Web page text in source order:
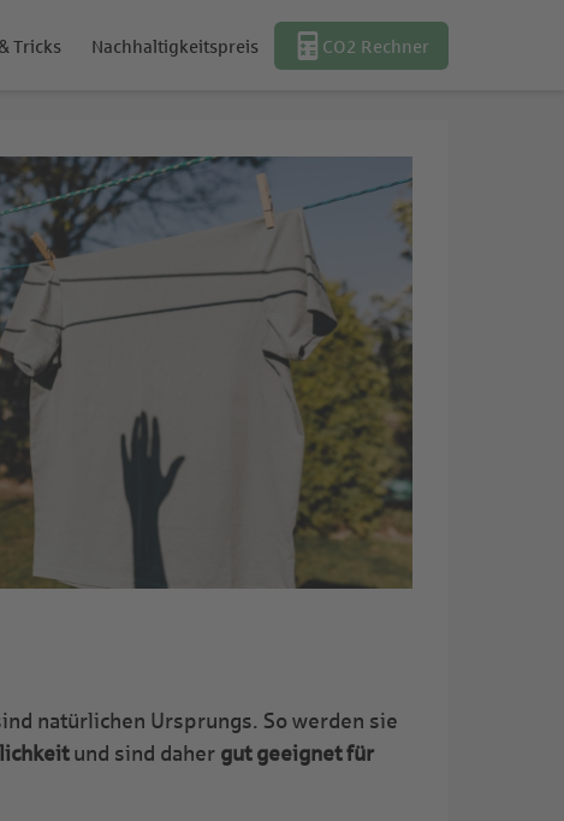
Tricks Nachhaltigkeitspreis CO2 Rechner
natürlichen Ursprungs. So werden sie
und sind daher gut geeignet für